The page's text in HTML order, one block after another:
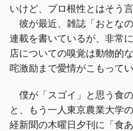
いけど、プロ根性とはそう
彼が最近、雑誌「おとな
連載を書いているが、非常
店についての嗅覚は動物的
咤激励まで愛情がこもってい
僕が「スゴイ」と思う食
と、もう一人東京農業大学
経新聞の木曜日夕刊に「食